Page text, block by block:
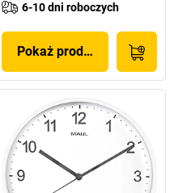
6-10 dni roboczych
Pokaż produkt